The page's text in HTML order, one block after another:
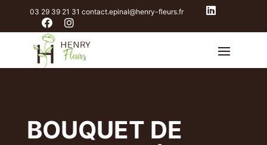
03 29 39 21 31 contact.epinal@henry-fleurs.fr
BOUQUET DE